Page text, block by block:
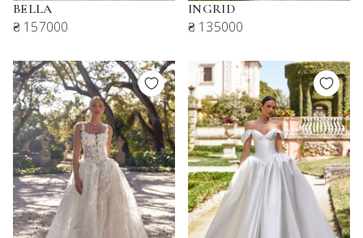
BELLA
₴ 157000
INGRID
₴ 135000